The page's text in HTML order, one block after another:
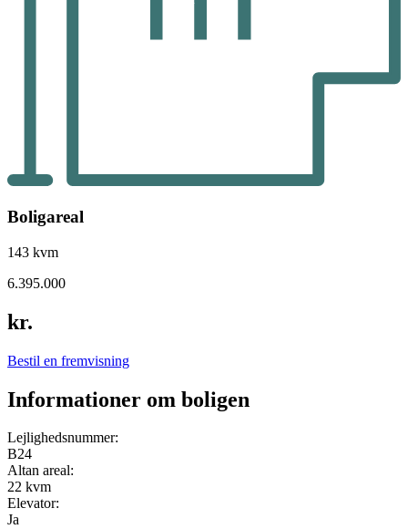
Boligareal
143 kvm
6.395.000
kr.
Bestil en fremvisning
Informationer om boligen
Lejlighedsnummer:
B24
Altan areal:
22 kvm
Elevator:
Ja